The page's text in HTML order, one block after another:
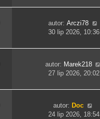
autor:Arczi78
30 lip 2026, 10:36
autor: Marek218
27 lip 2026, 20:02
autor: Doc
24 lip 2026, 18:54